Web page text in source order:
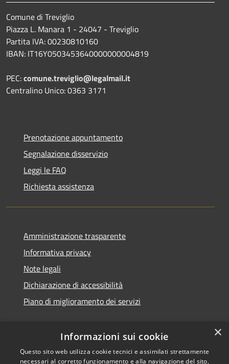
Comune di Treviglio
Piazza L. Manara 1 - 24047 - Treviglio
Partita IVA: 00230810160
IBAN: IT16Y0503453640000000004819
PEC:comune.treviglio@legalmail.it
Centralino Unico: 0363 3171
Prenotazione appuntamento
Segnalazione disservizio
Leggi le FAQ
Richiesta assistenza
Amministrazione trasparente
Informativa privacy
Note legali
Dichiarazione di accessibilità
Piano di miglioramento dei servizi
RSS
Copyright © 2026 • Comune di
×
Informazioni sui cookie
Questo sito web utilizza cookie tecnici e assimilati strettamente
necessari al corretto funzionamento e alla navigazione del sito,